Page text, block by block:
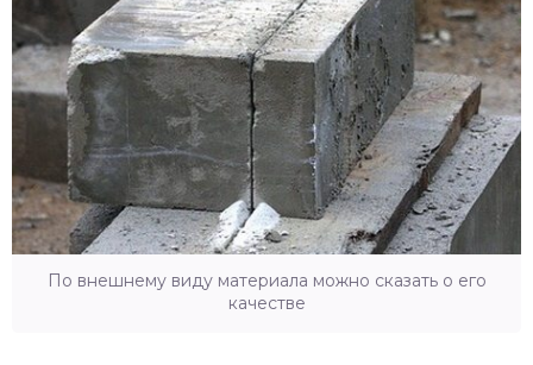
По внешнему виду материала можно сказать о его
качестве